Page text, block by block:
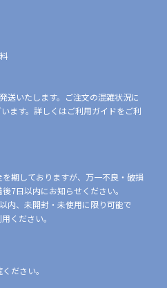
送いたします。ご注文の混雑状況に
ます。詳しくはご利用ガイドをご利
期しておりますが、万一不良・破損
7日以内にお知らせください。
内、未開封・未使用に限り可能で
ください。
ださい。